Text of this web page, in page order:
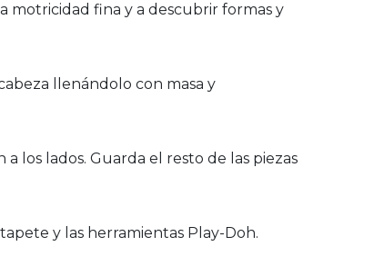
motricidad fina y a descubrir formas y
llenándolo con masa y
a los lados. Guarda el resto de las piezas
y las herramientas Play-Doh.